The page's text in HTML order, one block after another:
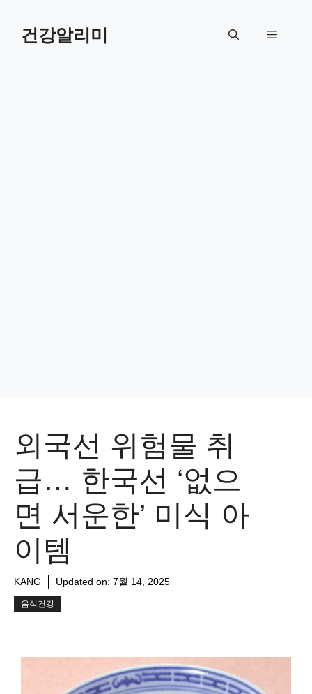
건강알리미 메
외국선 위험물 취
급… 한국선 ‘없으
면 서운한’ 미식 아
이템
KANG Updated on: 7월 14, 2025
음식건강